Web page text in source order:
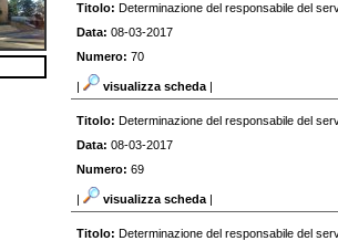
Titolo: Determinazione del responsabile del
Data: 08-03-2017
Numero: 70
| visualizza scheda |
Titolo: Determinazione del responsabile del
Data: 08-03-2017
Numero: 69
| visualizza scheda |
Titolo: Determinazione del responsabile del